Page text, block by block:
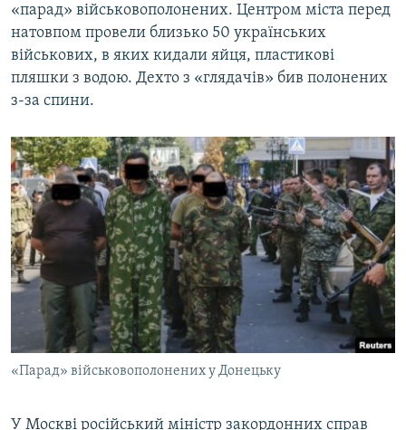
«парад» військовополонених. Центром міста перед
натовпом провели близько 50 українських
військових, в яких кидали яйця, пластикові
пляшки з водою. Дехто з «глядачів» бив полонених
з-за спини.
«Парад» військовополонених у Донецьку
У Москві російський міністр закордонних справ